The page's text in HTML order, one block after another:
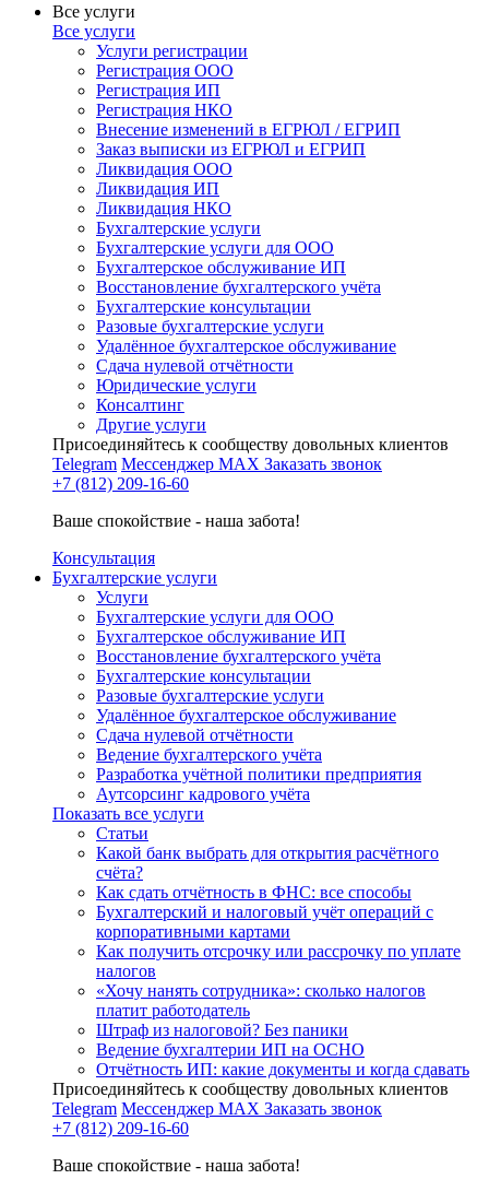
Все услуги
Все услуги
Услуги регистрации
Регистрация ООО
Регистрация ИП
Регистрация НКО
Внесение изменений в ЕГРЮЛ / ЕГРИП
Заказ выписки из ЕГРЮЛ и ЕГРИП
Ликвидация ООО
Ликвидация ИП
Ликвидация НКО
Бухгалтерские услуги
Бухгалтерские услуги для ООО
Бухгалтерское обслуживание ИП
Восстановление бухгалтерского учёта
Бухгалтерские консультации
Разовые бухгалтерские услуги
Удалённое бухгалтерское обслуживание
Сдача нулевой отчётности
Юридические услуги
Консалтинг
Другие услуги
Присоединяйтесь к сообществу довольных клиентов
Telegram Мессенджер MAX Заказать звонок
+7 (812) 209-16-60
Ваше спокойствие - наша забота!
Консультация
Бухгалтерские услуги
Услуги
Бухгалтерские услуги для ООО
Бухгалтерское обслуживание ИП
Восстановление бухгалтерского учёта
Бухгалтерские консультации
Разовые бухгалтерские услуги
Удалённое бухгалтерское обслуживание
Сдача нулевой отчётности
Ведение бухгалтерского учёта
Разработка учётной политики предприятия
Аутсорсинг кадрового учёта
Показать все услуги
Статьи
Какой банк выбрать для открытия расчётного
счёта?
Как сдать отчётность в ФНС: все способы
Бухгалтерский и налоговый учёт операций с
корпоративными картами
Как получить отсрочку или рассрочку по уплате
налогов
«Хочу нанять сотрудника»: сколько налогов
платит работодатель
Штраф из налоговой? Без паники
Ведение бухгалтерии ИП на ОСНО
Отчётность ИП: какие документы и когда сдавать
Присоединяйтесь к сообществу довольных клиентов
Telegram Мессенджер MAX Заказать звонок
+7 (812) 209-16-60
Ваше спокойствие - наша забота!